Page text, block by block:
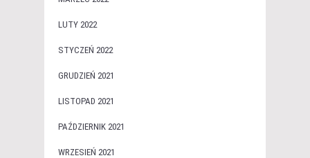
LUTY 2022
STYCZEŃ 2022
GRUDZIEŃ 2021
LISTOPAD 2021
PAŹDZIERNIK 2021
WRZESIEŃ 2021